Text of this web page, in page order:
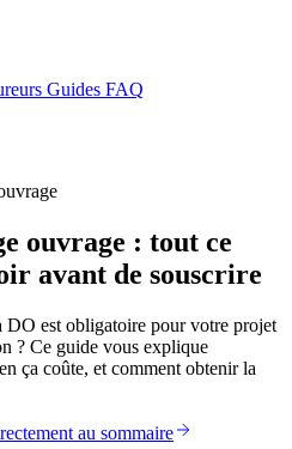
Guides FAQ
ouvrage : tout ce
avant de souscrire
DO est obligatoire pour votre projet
? Ce guide vous explique
ça coûte, et comment obtenir la
au sommaire